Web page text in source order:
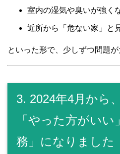
室内の湿気や臭いが強く
近所から「危ない家」と
といった形で、少しずつ問題が
3. 2024年4月から
「やった方がい
務」になりました